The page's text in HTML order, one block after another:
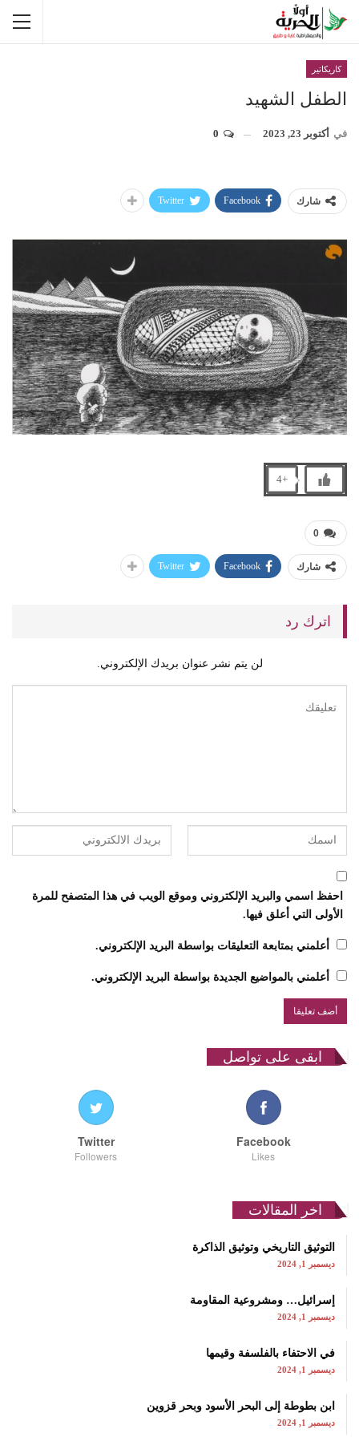
كاريكاتير
الطفل الشهيد
في أكتوبر 23, 2023
شارك Facebook
Twitter
+4
0
شارك Facebook
Twitter
اترك رد
لن يتم نشر عنوان بريدك الإلكتروني.
احفظ اسمي والبريد الإلكتروني وموقع الويب في هذا المتصفح للمرة
الأولى التي أعلق فيها.
أعلمني بمتابعة التعليقات بواسطة البريد الإلكتروني.
أعلمني بالمواضيع الجديدة بواسطة البريد الإلكتروني.
ابقى على تواصل
Facebook
Likes
Twitter
Followers
اخر المقالات
التوثيق التاريخي وتوثيق الذاكرة
ديسمبر 1, 2024
إسرائيل… ومشروعية المقاومة
ديسمبر 1, 2024
في الاحتفاء بالفلسفة وقيمها
ديسمبر 1, 2024
ابن بطوطة إلى البحر الأسود وبحر قزوين
ديسمبر 1, 2024